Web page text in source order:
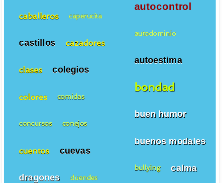
autocontrol
autodominio
autoestima
bondad
buen humor
buenos modales
bullying calma
caballeros caperucita
castillos cazadores
clases colegios
colores comidas
concursos conejos
cuentos cuevas
dragones duendes